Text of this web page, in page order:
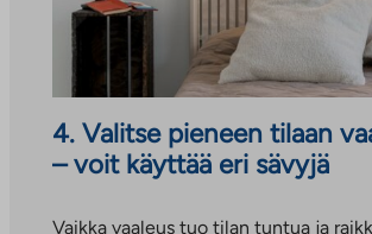
4. Valitse pieneen tilaan
– voit käyttää eri sävyjä
Vaikka vaaleus tuo tilan tuntua ja